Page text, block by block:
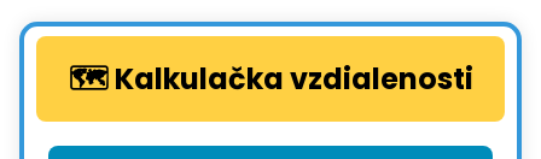
🗺️ Kalkulačka vzdialenosti